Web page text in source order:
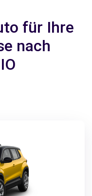
für Ihre
nach